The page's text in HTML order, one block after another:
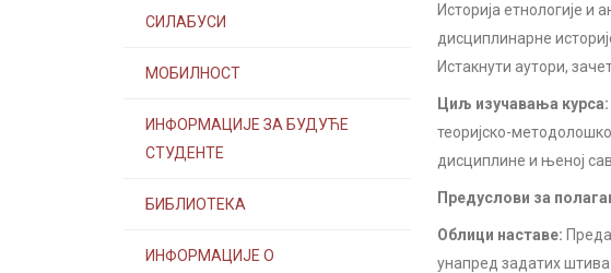
СИЛАБУСИ
МОБИЛНОСТ
ИНФОРМАЦИЈЕ ЗА БУДУЋЕ
СТУДЕНТЕ
БИБЛИОТЕКА
ИНФОРМАЦИЈЕ О
Историја етнологије и
дисциплинарне
Истакнути аутори,
Циљ изучавања курса:
теоријско-
дисциплине и њеној
Предуслови за
Облици наставе:
унапред задатих штива